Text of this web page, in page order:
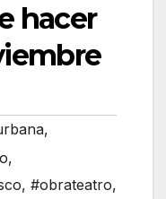
hacer
,
,
, #obrateatro,